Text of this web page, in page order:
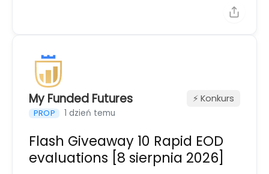
My Funded Futures
PROP 1 dzień temu
⚡️ Konkurs
Flash Giveaway 10 Rapid EOD
evaluations [8 sierpnia 2026]